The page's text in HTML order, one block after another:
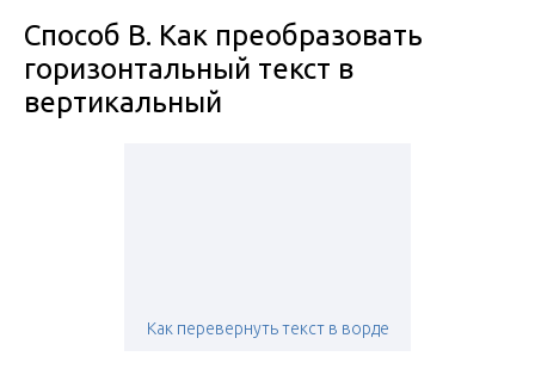
Способ В. Как преобразовать
горизонтальный текст в
вертикальный
Как перевернуть текст в ворде